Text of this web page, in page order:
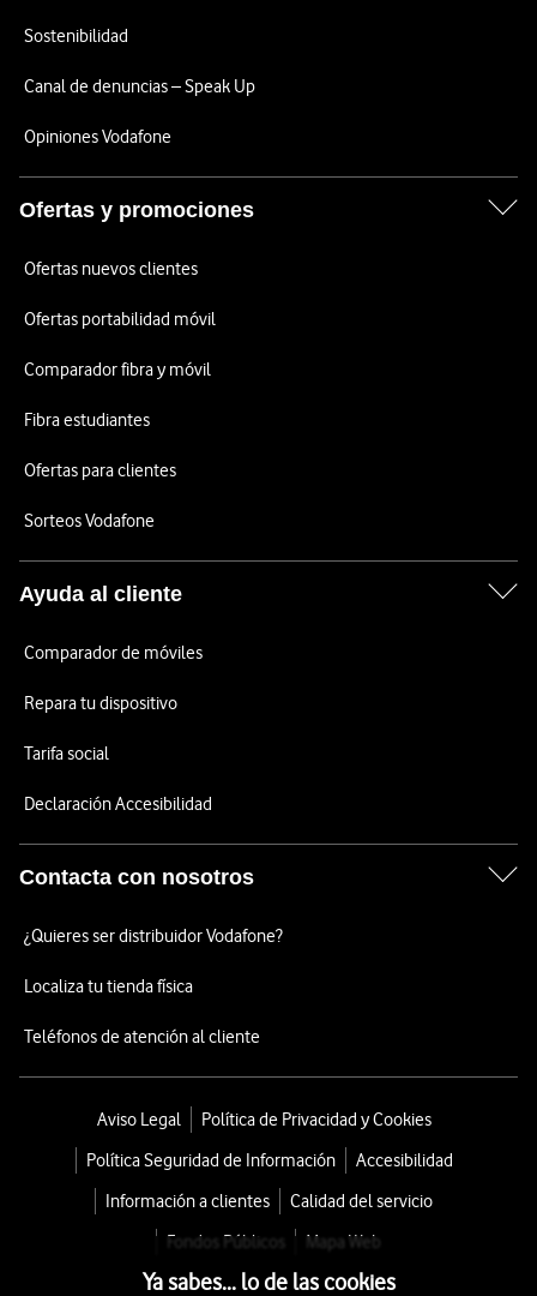
Sostenibilidad
Canal de denuncias – Speak Up
Opiniones Vodafone
Ofertas y promociones
Ofertas nuevos clientes
Ofertas portabilidad móvil
Comparador fibra y móvil
Fibra estudiantes
Ofertas para clientes
Sorteos Vodafone
Ayuda al cliente
Comparador de móviles
Repara tu dispositivo
Tarifa social
Declaración Accesibilidad
Contacta con nosotros
¿Quieres ser distribuidor Vodafone?
Localiza tu tienda física
Teléfonos de atención al cliente
Aviso Legal
Política de Privacidad y Cookies
Política Seguridad de Información
Accesibilidad
Información a clientes
Calidad del servicio
Fondos Públicos
Mapa Web
Ya sabes... lo de las cookies